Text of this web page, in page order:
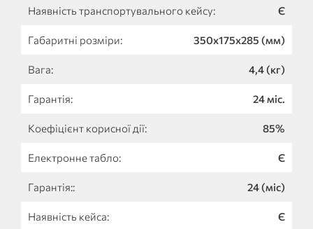
Наявність транспортувального кейсу: Є
Габаритні розміри: 350x175x285 (мм)
Вага: 4,4 (кг)
Гарантія: 24 міс.
Коефіцієнт корисної дії: 85%
Електронне табло: Є
Гарантія:: 24 (міс)
Наявність кейса: Є